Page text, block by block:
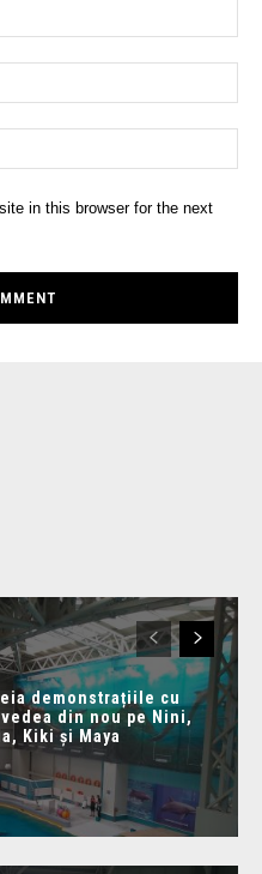
in this browser for the next
demonstrațiile cu
din nou pe Nini,
Kiki și Maya